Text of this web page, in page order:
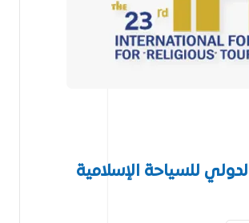
للسياحة الإسلامية